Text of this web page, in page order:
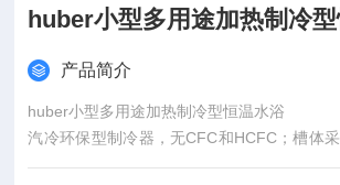
huber小型多用途加热制冷
产品简介
huber小型多用途加热制冷型恒温水浴
汽冷环保型制冷器，无CFC和HCFC；槽体采
质；内循环泵中的压力泵和吸收泵均采用不